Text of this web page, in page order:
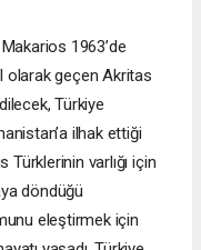
Makarios 1963’de
olarak geçen Akritas
Türkiye
ilhak ettiği
Türklerinin varlığı için
döndüğü
eleştirmek için